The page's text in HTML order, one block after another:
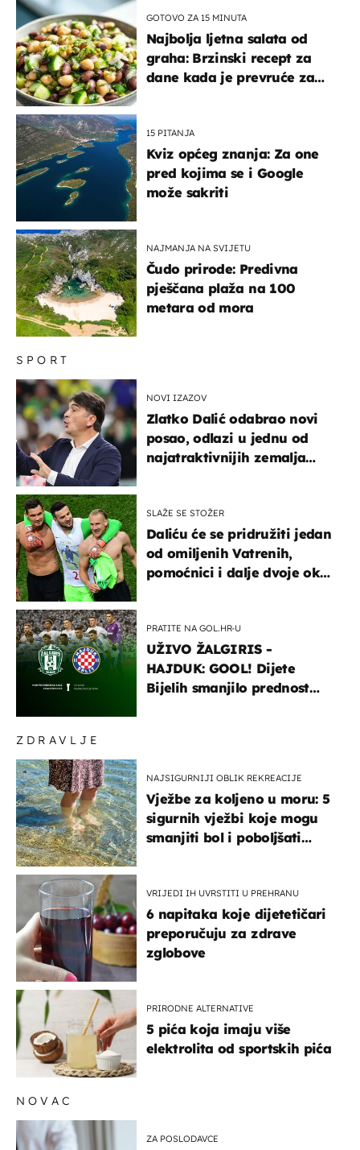
ZDRAVLJE
NAJSIGURNIJI OBLIK REKREACIJE
Vježbe za koljeno u moru: 5
sigurnih vježbi koje mogu
smanjiti bol i poboljšati
VRIJEDI IH UVRSTITI U PREHRANU
6 napitaka koje dijetetičari
preporučuju za zdrave
zglobove
PRIRODNE ALTERNATIVE
5 pića koja imaju više
elektrolita od sportskih pića
SPORT
NOVI IZAZOV
Zlatko Dalić odabrao novi
posao, odlazi u jednu od
najatraktivnijih zemalja
SLAŽE SE STOŽER
Daliću će se pridružiti jedan
od omiljenih Vatrenih,
pomoćnici i dalje dvoje oko
PRATITE NA GOL.HR-U
UŽIVO ŽALGIRIS -
HAJDUK: GOOL! Dijete
Bijelih smanjilo prednost
GOTOVO ZA 15 MINUTA
Najbolja ljetna salata od
graha: Brzinski recept za
dane kada je prevruće za
15 PITANJA
Kviz općeg znanja: Za one
pred kojima se i Google
može sakriti
NAJMANJA NA SVIJETU
Čudo prirode: Predivna
pješčana plaža na 100
metara od mora
NOVAC
ZA POSLODAVCE